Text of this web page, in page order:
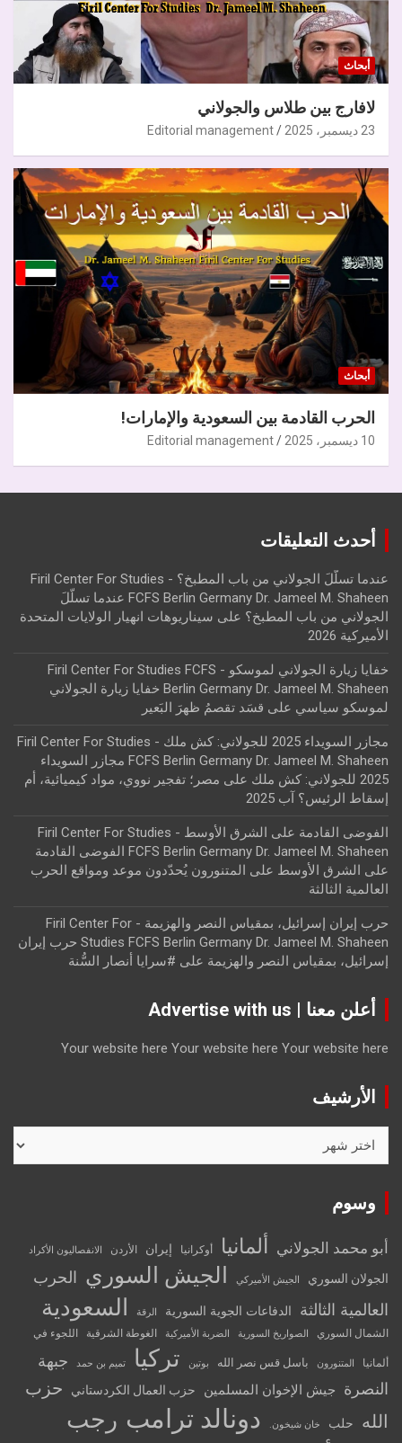
أبحاث
لافارج بين طلاس والجولاني
23 ديسمبر، 2025 Editorial management
أبحاث
الحرب القادمة بين السعودية والإمارات!
10 ديسمبر، 2025 Editorial management
أحدث التعليقات
عندما تسلّلَ الجولاني من باب المطبخ؟ - Firil Center For Studies
FCFS Berlin Germany Dr. Jameel M. Shaheen عندما تسلّلَ
الجولاني من باب المطبخ؟ على سيناريوهات انهيار الولايات المتحدة
الأميركية 2026
خفايا زيارة الجولاني لموسكو - Firil Center For Studies FCFS
Berlin Germany Dr. Jameel M. Shaheen خفايا زيارة الجولاني
لموسكو سياسي على قسَد تقصمُ ظهرَ البَعير
مجازر السويداء 2025 للجولاني: كش ملك - Firil Center For Studies
FCFS Berlin Germany Dr. Jameel M. Shaheen مجازر السويداء
2025 للجولاني: كش ملك
على مصر؛ تفجير نووي، مواد كيميائية، أم
إسقاط الرئيس؟ آب 2025
الفوضى القادمة على الشرق الأوسط - Firil Center For Studies
FCFS Berlin Germany Dr. Jameel M. Shaheen الفوضى القادمة
على الشرق الأوسط على المتنورون يُحدّدون موعد ومواقع الحرب
العالمية الثالثة
حرب إيران إسرائيل، بمقياس النصر والهزيمة - Firil Center For
Studies FCFS Berlin Germany Dr. Jameel M. Shaheen حرب إيران
إسرائيل، بمقياس النصر والهزيمة على #سرايا أنصار السُّنة
أعلن معنا | Advertise with us
Your website here Your website here Your website here
الأرشيف
وسوم
أبو محمد الجولاني ألمانيا أوكرانيا إيران الأردن الانفصاليون الأكراد
الجولان السوري الجيش الأميركي الجيش السوري الحرب
العالمية الثالثة
الدفاعات الجوية السورية الرقة السعودية
الشمال السوري الصواريخ السورية الضربة الأميركية الغوطة الشرقية اللجوء في
ألمانيا المتنورون باسل قس نصر الله بوتين تركيا تميم بن حمد
جبهة
النصرة
جيش الإخوان المسلمين حزب العمال الكردستاني
حزب
الله
حلب خان شيخون. دونالد ترامب رجب